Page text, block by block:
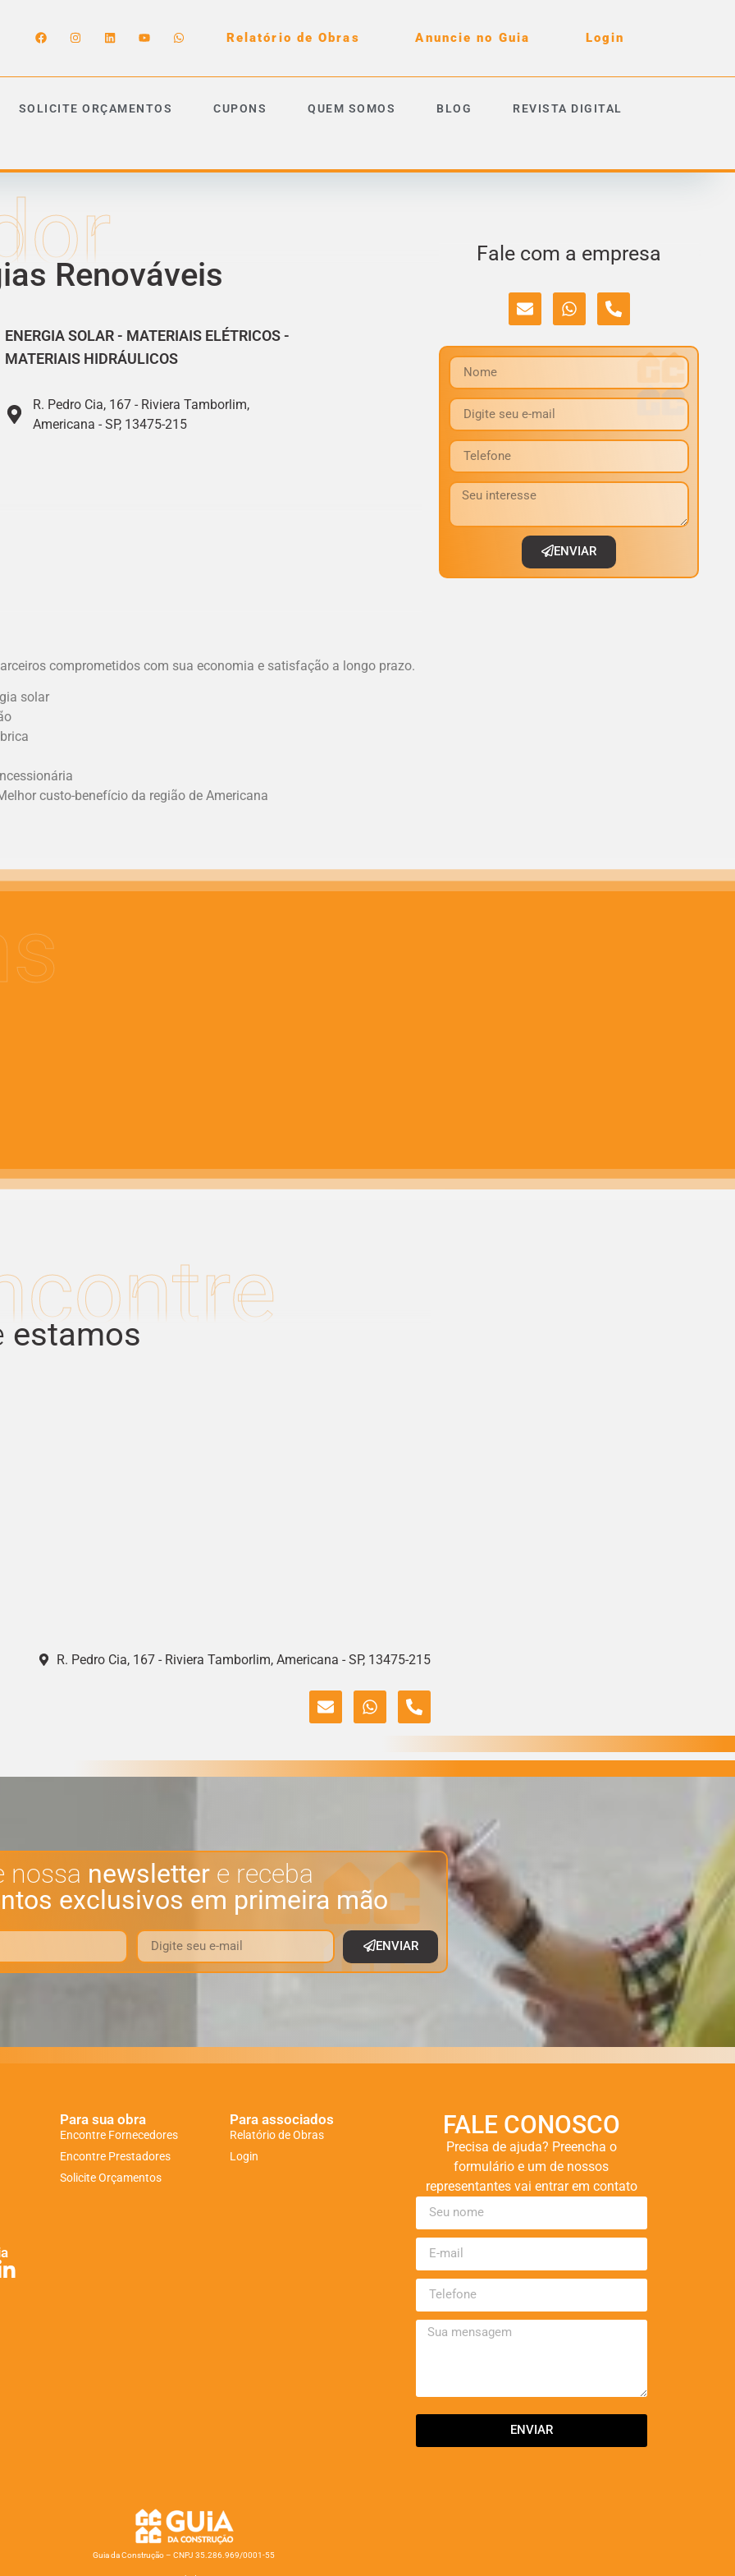
Relatório de Obras Anuncie no Guia Login
SOLICITE ORÇAMENTOS CUPONS QUEM SOMOS BLOG REVISTA DIGITAL
Renováveis
ENERGIA SOLAR- MATERIAIS ELÉTRICOS-
MATERIAIS HIDRÁULICOS
R. Pedro Cia, 167 - Riviera Tamborlim,
Americana - SP, 13475-215
comprometidos com sua economia e satisfação a longo prazo.
solar
custo-benefício da região de Americana
Fale com a empresa
ENVIAR
estamos
R. Pedro Cia, 167 - Riviera Tamborlim, Americana - SP, 13475-215
nossa newsletter e receba
exclusivos em primeira mão
ENVIAR
Para sua obra
Encontre Fornecedores
Encontre Prestadores
Solicite Orçamentos
Para associados
Relatório de Obras
Login
FALE CONOSCO
Precisa de ajuda? Preencha o
formulário e um de nossos
representantes vai entrar em contato
ENVIAR
Guia da Construção – CNPJ 35.286.969/0001-55